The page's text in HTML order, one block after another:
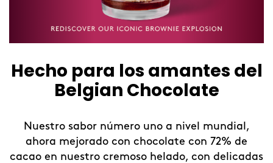
Hecho para los amantes del
Belgian Chocolate
Nuestro sabor número uno a nivel mundial,
ahora mejorado con chocolate con 72% de
cacao en nuestro cremoso helado, con delicadas